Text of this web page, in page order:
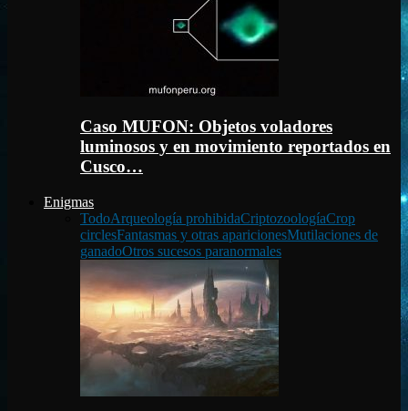
Caso MUFON: Objetos voladores
luminosos y en movimiento reportados en
Cusco…
Enigmas
TodoArqueología prohibidaCriptozoologíaCrop
circlesFantasmas y otras aparicionesMutilaciones de
ganadoOtros sucesos paranormales